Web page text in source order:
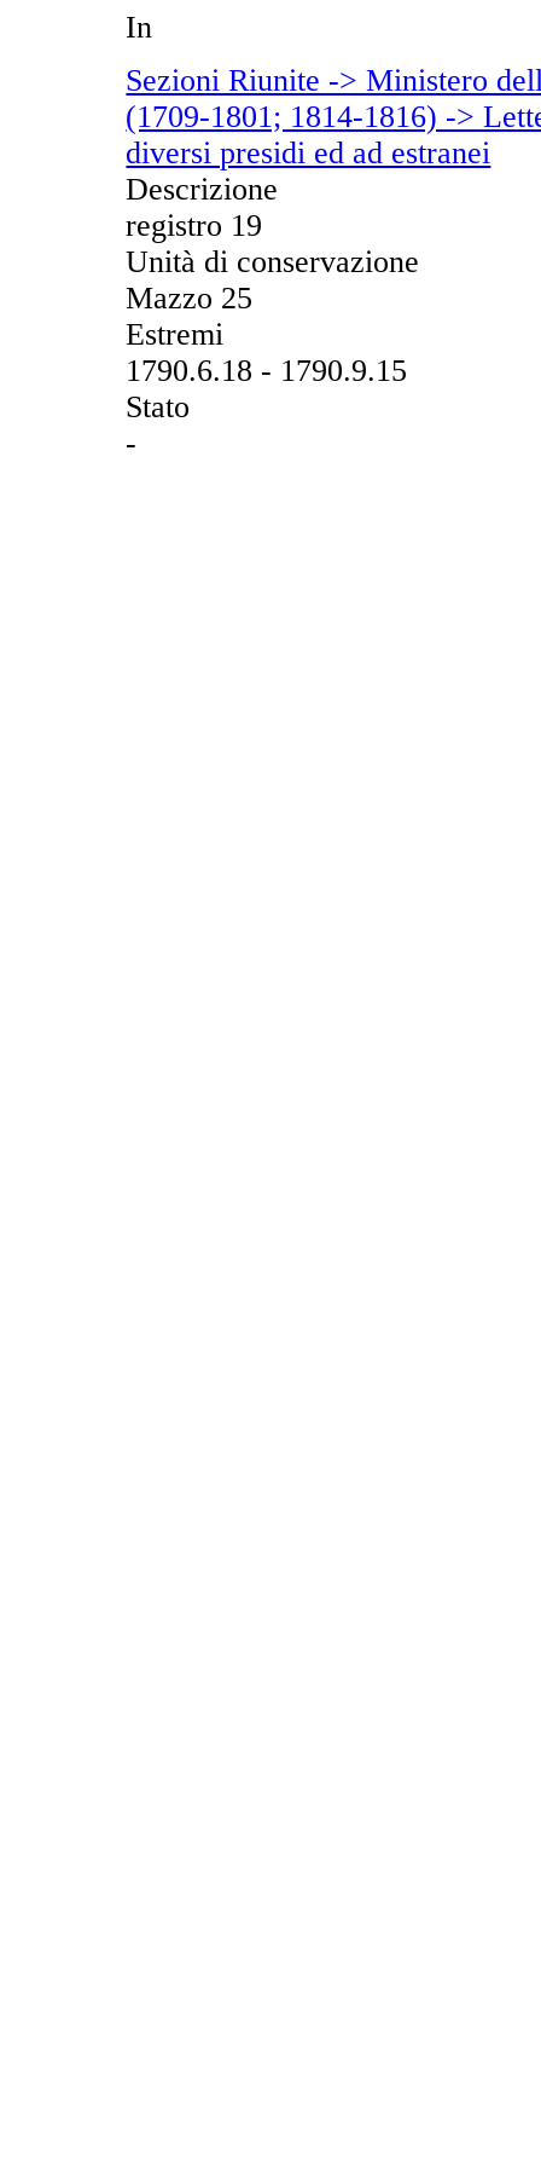
In
Sezioni Riunite -> Ministero
(1709-1801; 1814-1816) ->
diversi presidi ed ad estranei
Descrizione
registro 19
Unità di conservazione
Mazzo 25
Estremi
1790.6.18 - 1790.9.15
Stato
-